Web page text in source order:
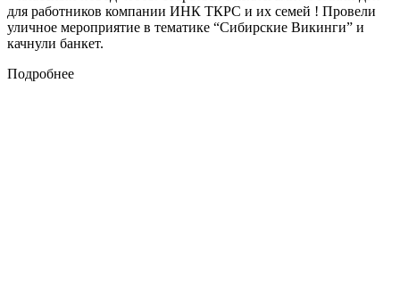
для работников компании ИНК ТКРС и их семей ! Провели
уличное мероприятие в тематике “Сибирские Викинги” и
качнули банкет.
Подробнее